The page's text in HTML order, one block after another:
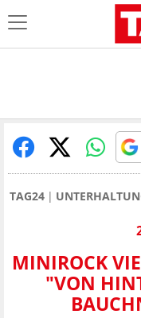
TAG24
MINIROCK
"VON